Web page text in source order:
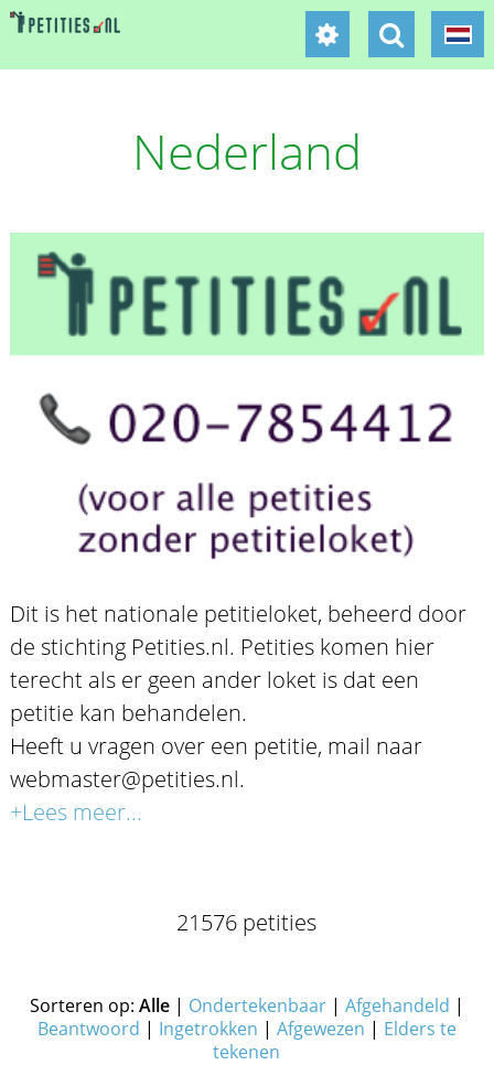
Nederland
Dit is het nationale petitieloket, beheerd door
de stichting Petities.nl. Petities komen hier
terecht als er geen ander loket is dat een
petitie kan behandelen.
Heeft u vragen over een petitie, mail naar
webmaster@petities.nl.
+Lees meer...
21576 petities
Sorteren op: Alle| Ondertekenbaar| Afgehandeld |
Beantwoord | Ingetrokken | Afgewezen | Elders te
tekenen